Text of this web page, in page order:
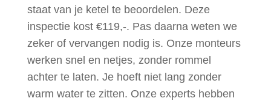
staat van je ketel te beoordelen. Deze
inspectie kost €119,-. Pas daarna weten we
zeker of vervangen nodig is. Onze monteurs
werken snel en netjes, zonder rommel
achter te laten. Je hoeft niet lang zonder
warm water te zitten. Onze experts hebben